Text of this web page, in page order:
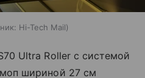
Hi-Tech Mail
Ultra Roller с системой
шириной 27 см